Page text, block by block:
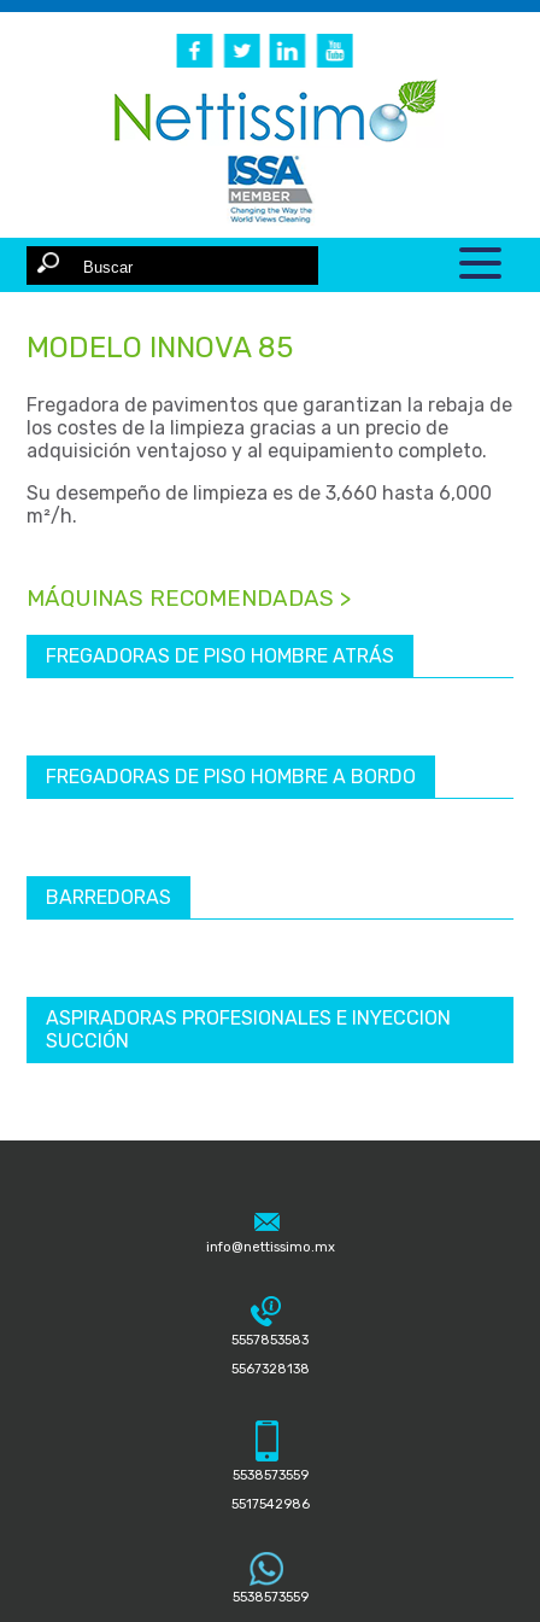
MODELO INNOVA 85
Fregadora de pavimentos que garantizan la rebaja de
los costes de la limpieza gracias a un precio de
adquisición ventajoso y al equipamiento completo.
Su desempeño de limpieza es de 3,660 hasta 6,000
m²/h.
MÁQUINAS RECOMENDADAS >
FREGADORAS DE PISO HOMBRE ATRÁS
FREGADORAS DE PISO HOMBRE A BORDO
BARREDORAS
ASPIRADORAS PROFESIONALES E INYECCION
SUCCIÓN
info@nettissimo.mx
5557853583
5567328138
5538573559
5517542986
5538573559